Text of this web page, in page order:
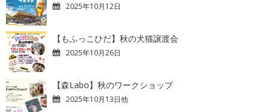
2025年10月12日
【もふっこひだ】秋の犬猫譲渡会
2025年10月26日
【森Labo】秋のワークショップ
2025年10月13日他